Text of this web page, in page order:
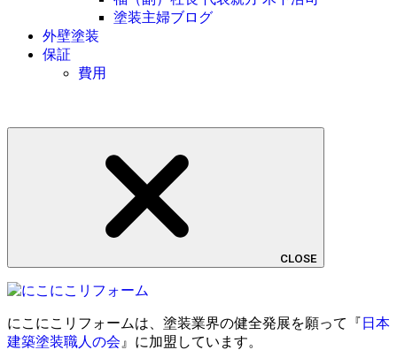
塗装主婦ブログ
外壁塗装
保証
費用
CLOSE
にこにこリフォームは、塗装業界の健全発展を願って『 日本
建築塗装職人の会 』に加盟しています。